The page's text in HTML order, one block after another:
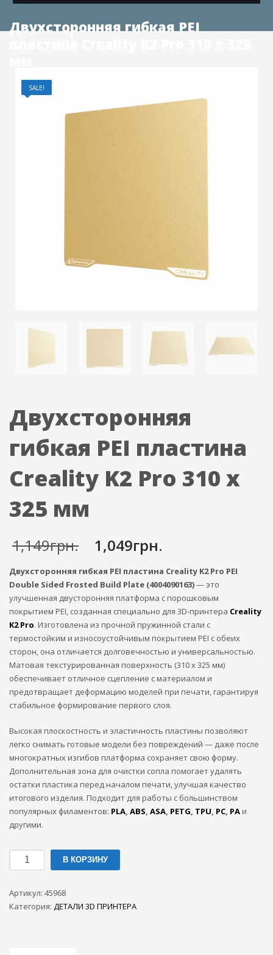
Двухсторонняя гибкая PEI
SALE!
Двухсторонняя
гибкая PEI пластина
Creality K2 Pro 310 x
325 мм
1,149грн. Первоначальная
цена
составляла
1,149грн..
1,049грн.
1,049грн..
Двухсторонняя гибкая PEI пластина Creality K2 Pro PEI
Double Sided Frosted Build Plate (4004090163)— это
улучшенная двусторонняя платформа с порошковым
покрытием PEI, созданная специально для 3D-принтера Creality
K2 Pro. Изготовлена из прочной пружинной стали с
термостойким и износоустойчивым покрытием PEI с обеих
сторон, она отличается долговечностью и универсальностью.
Матовая текстурированная поверхность (310 х 325 мм)
обеспечивает отличное сцепление с материалом и
предотвращает деформацию моделей при печати, гарантируя
стабильное формирование первого слоя.
Высокая плоскостность и эластичность пластины позволяют
легко снимать готовые модели без повреждений — даже после
многократных изгибов платформа сохраняет свою форму.
Дополнительная зона для очистки сопла помогает удалять
остатки пластика перед началом печати, улучшая качество
итогового изделия. Подходит для работы с большинством
популярных филаментов: PLA, ABS, ASA, PETG, TPU, PC, PAи
другими.
Количество
товара
гибкая
PEI
В КОРЗИНУ
Артикул: 45968
Категория: ДЕТАЛИ 3D ПРИНТЕРА